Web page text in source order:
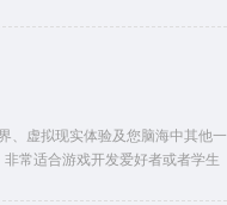
小就拥有一项独特的天赋，她通
、虚拟现实体验及您脑海中其他一
常适合游戏开发爱好者或者学生